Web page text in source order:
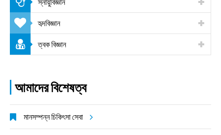
হৃদবিজ্ঞান
ত্বক বিজ্ঞান
আমাদের বিশেষত্ব
মানসম্পন্ন চিকিৎসা সেবা